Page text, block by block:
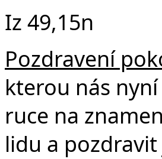
Iz 49,15n
Pozdravení
kterou nás
ruce na
lidu a